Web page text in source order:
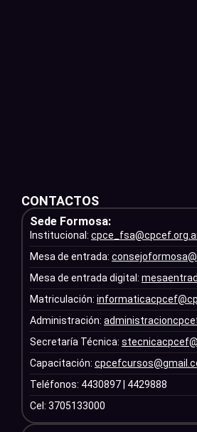
CONTACTOS
Sede Formosa:
Institucional:
Mesa de entrada:
Mesa de entrada digital:
Matriculación:
Administración:
Secretaría Técnica:
Capacitación:
Teléfonos: 4430897 | 4429888
Cel: 3705133000